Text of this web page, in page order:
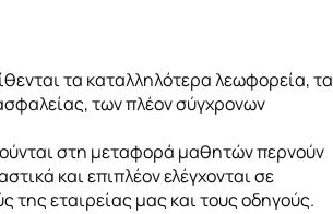
τα καταλληλότερα λεωφορεία, τα
των πλέον σύγχρονων
στη μεταφορά μαθητών περνούν
και επιπλέον ελέγχονται σε
της εταιρείας μας και τους οδηγούς.